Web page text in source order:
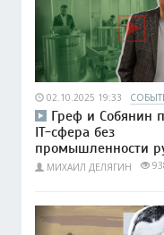
02.10.2025 19:33
Греф и Собянин
IT-сфера без
промышленности
МИХАИЛ ДЕЛЯГИН